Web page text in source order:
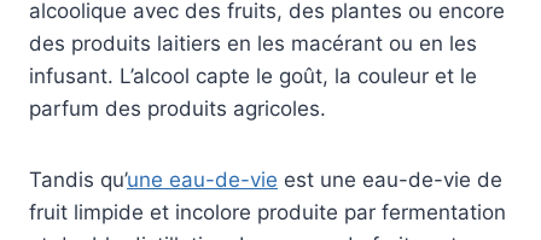
alcoolique avec des fruits, des plantes ou encore
des produits laitiers en les macérant ou en les
infusant. L’alcool capte le goût, la couleur et le
parfum des produits agricoles.
Tandis qu’une eau-de-vie est une eau-de-vie de
fruit limpide et incolore produite par fermentation